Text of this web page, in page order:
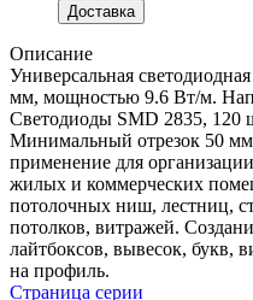
Доставка
Описание
Универсальная
мм, мощностью 9.6 Вт/м.
Светодиоды SMD 2835, 120
Минимальный отрезок 50 мм
применение для
жилых и коммерческих
потолочных ниш, лестниц,
потолков, витражей.
лайтбоксов, вывесок, букв,
на профиль.
Страница серии